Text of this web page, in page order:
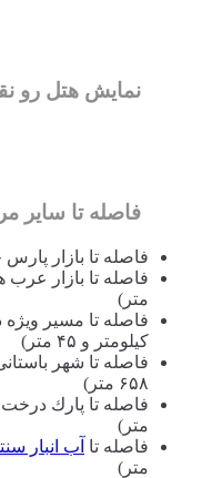
نمایش هتل رو
فاصله تا سایر
فاصله تا بازار پارس خلیج ۵ دقیقه پیاده
متر)
کیلومتر و ۴۵ متر)
۶۵۸ متر)
متر)
فاصله تا آب انبار
متر)